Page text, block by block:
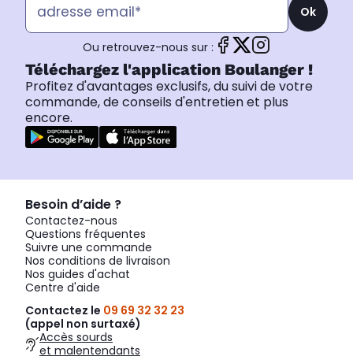
Ok
Ou retrouvez-nous sur :
Téléchargez l'application Boulanger !
Profitez d'avantages exclusifs, du suivi de votre
commande, de conseils d'entretien et plus
encore.
Besoin d’aide ?
Contactez-nous
Questions fréquentes
Suivre une commande
Nos conditions de livraison
Nos guides d'achat
Centre d'aide
Contactez le 09 69 32 32 23
(appel non surtaxé)
Accès sourds
et malentendants